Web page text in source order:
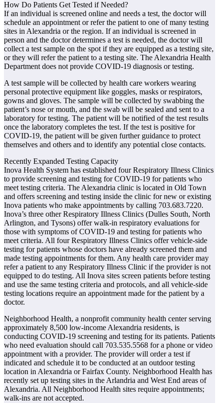
How Do Patients Get Tested if Needed?
If an individual is screened online and needs a test, the doctor will
schedule an appointment or refer the patient to one of many testing
sites in Alexandria or the region. If an individual is screened in
person and the doctor determines a test is needed, the doctor will
collect a test sample on the spot if they are equipped as a testing site,
or they will refer the patient to a testing site. The Alexandria Health
Department does not provide COVID-19 diagnosis or testing.
A test sample will be collected by health care workers wearing
personal protective equipment like goggles, masks or respirators,
gowns and gloves. The sample will be collected by swabbing the
patient’s nose or mouth, and the swab will be sealed and sent to a
laboratory for testing. The patient will be notified of the test results
once the laboratory completes the test. If the test is positive for
COVID-19, the patient will be given further guidance to protect
themselves and others and to identify any potential close contacts.
Recently Expanded Testing Capacity
Inova Health System has established four Respiratory Illness Clinics
to provide screening and testing for COVID-19 for patients who
meet testing criteria. The Alexandria clinic is located in Old Town
and offers screening and testing inside the clinic for new or existing
Inova patients who make appointments by calling 703.683.7220.
Inova’s three other Respiratory Illness Clinics (Dulles South, North
Arlington, and Tysons) offer walk-in respiratory evaluations for
those with symptoms of COVID-19 and testing for patients who
meet criteria. All four Respiratory Illness Clinics offer vehicle-side
testing for patients whose doctors have already screened them and
made testing appointments for them. Any health care provider may
refer a patient to any Respiratory Illness Clinic if the provider is not
equipped to do testing. All Inova sites screen patients before testing
and use the same testing criteria and protocols, and all vehicle-side
testing locations require an appointment made for the patient by a
doctor.
Neighborhood Health, a nonprofit community health center serving
approximately 8,500 low-income Alexandria residents, is
conducting COVID-19 screening and testing for its patients. Patients
who need evaluation should call 703.535.5568 for a phone or video
appointment with a provider. The provider will order a test if
indicated and schedule it to be conducted at an outdoor testing
location in Alexandria or Fairfax County. Neighborhood Health has
recently set up testing sites in the Arlandria and West End areas of
Alexandria. All Neighborhood Health sites require appointments;
walk-ins are not accepted.